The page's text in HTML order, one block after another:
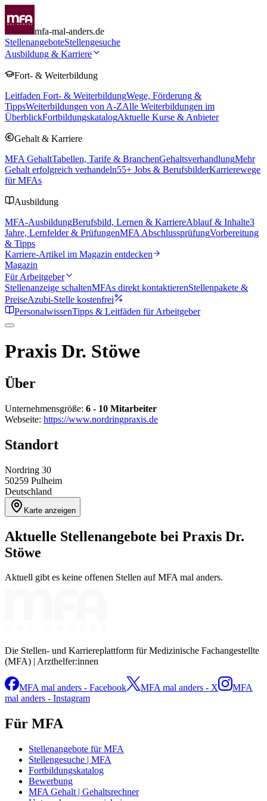
mfa-mal-anders.de
StellenangeboteStellengesuche
Ausbildung & Karriere
Fort- & Weiterbildung
Leitfaden Fort- & WeiterbildungWege, Förderung &
TippsWeiterbildungen von A-ZAlle Weiterbildungen im
ÜberblickFortbildungskatalogAktuelle Kurse & Anbieter
Gehalt & Karriere
MFA GehaltTabellen, Tarife & BranchenGehaltsverhandlungMehr
Gehalt erfolgreich verhandeln55+ Jobs & BerufsbilderKarrierewege
für MFAs
Ausbildung
MFA-AusbildungBerufsbild, Lernen & KarriereAblauf & Inhalte3
Jahre, Lernfelder & PrüfungenMFA AbschlussprüfungVorbereitung
& Tipps
Karriere-Artikel im Magazin entdecken
Magazin
Für Arbeitgeber
Stellenanzeige schaltenMFAs direkt kontaktierenStellenpakete &
PreiseAzubi-Stelle kostenfrei
PersonalwissenTipps & Leitfäden für Arbeitgeber
Praxis Dr. Stöwe
Über
Unternehmensgröße: 6 - 10 Mitarbeiter
Webseite: https://www.nordringpraxis.de
Standort
Nordring 30
50259 Pulheim
Deutschland
Karte anzeigen
Aktuelle Stellenangebote bei Praxis Dr.
Stöwe
Aktuell gibt es keine offenen Stellen auf MFA mal anders.
Die Stellen- und Karriereplattform für Medizinische Fachangestellte
(MFA) | Arzthelfer:innen
MFA mal anders - Facebook MFA mal anders - X
MFA
mal anders - Instagram
Für MFA
Stellenangebote für MFA
Stellengesuche | MFA
Fortbildungskatalog
Bewerbung
MFA Gehalt | Gehaltsrechner